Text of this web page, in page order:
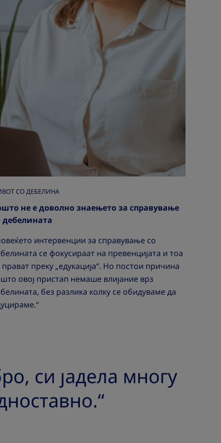
СО ДЕБЕЛИНА
не е доволно знаењето за справување
дебелината
интервенции за справување со
се фокусираат на превенцијата и тоа
прават преку „едукација“. Но постои причина
овој пристап немаше влијание врз
без разлика колку се обидуваме да
си јадела многу